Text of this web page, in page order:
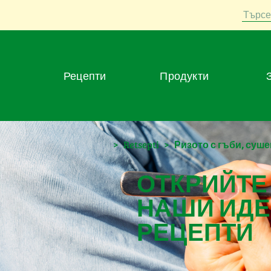
Рецепти Продукти
> Retsepti > Ризото с гъби,
НАШИ
РЕЦЕПТИ